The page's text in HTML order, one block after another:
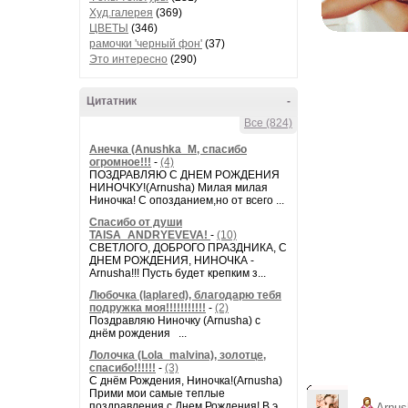
Худ.галерея (369)
ЦВЕТЫ (346)
рамочки 'черный фон' (37)
Это интересно (290)
-
Цитатник
Все (824)
Анечка (Anushka_M, спасибо
огромное!!! - (4)
ПОЗДРАВЛЯЮ С ДНЕМ РОЖДЕНИЯ
НИНОЧКУ!(Arnusha) Милая милая
Ниночка! С опозданием,но от всего ...
Спасибо от души
TAISA_ANDRYEVEVA! - (10)
СВЕТЛОГО, ДОБРОГО ПРАЗДНИКА, С
ДНЕМ РОЖДЕНИЯ, НИНОЧКА -
Arnusha!!! Пусть будет крепким з...
Любочка (laplared), благодарю тебя
подружка моя!!!!!!!!!!! - (2)
Поздравляю Ниночку (Arnusha) с
днём рождения ...
Лолочка (Lola_malvina), золотце,
спасибо!!!!!! - (3)
С днём Рождения, Ниночка!(Аrnusha)
Прими мои самые теплые